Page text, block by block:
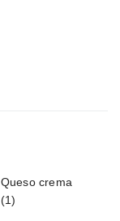
Queso crema
(1)